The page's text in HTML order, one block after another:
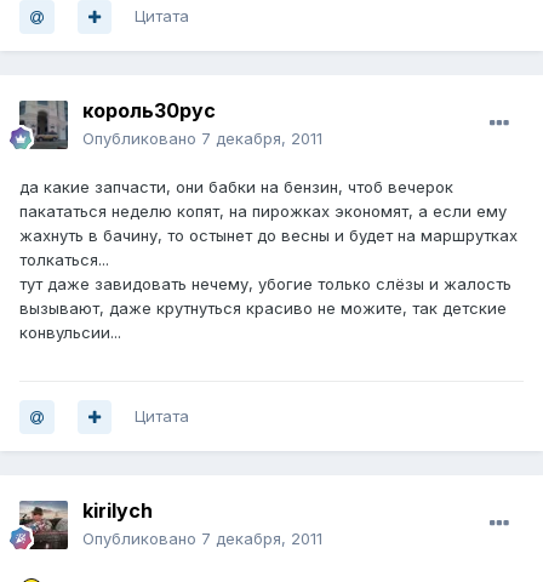
Цитата
король30рус
Опубликовано 7 декабря, 2011
да какие запчасти, они бабки на бензин, чтоб вечерок
пакататься неделю копят, на пирожках экономят, а если ему
жахнуть в бачину, то остынет до весны и будет на маршрутках
толкаться...
тут даже завидовать нечему, убогие только слёзы и жалость
вызывают, даже крутнуться красиво не можите, так детские
конвульсии...
Цитата
kirilych
Опубликовано 7 декабря, 2011